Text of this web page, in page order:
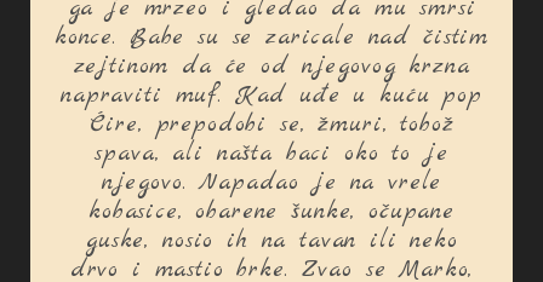
ga je mrzeo i gledao da mu smrsi
konce. Babe su se zaricale nad čistim
zejtinom da će od njegovog krzna
napraviti muf. Kad uđe u kuću pop
Ćire, prepodobi se, žmuri, tobož
spava, ali našta baci oko to je
njegovo. Napadao je na vrele
kobasice, obarene šunke, očupane
guske, nosio ih na tavan ili neko
drvo i mastio brke. Zvao se Marko,